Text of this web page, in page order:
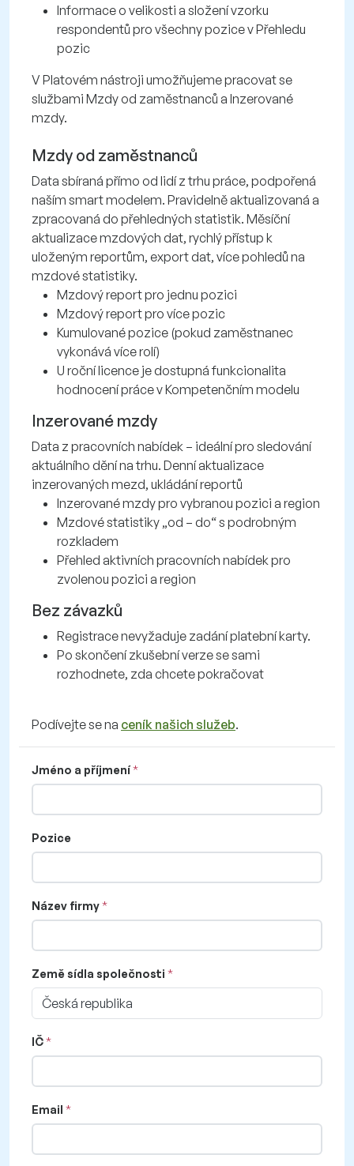
Informace o velikosti a složení vzorku
respondentů pro všechny pozice v Přehledu
pozic
V Platovém nástroji umožňujeme pracovat se
službami Mzdy od zaměstnanců a Inzerované
mzdy.
Mzdy od zaměstnanců
Data sbíraná přímo od lidí z trhu práce, podpořená
naším smart modelem. Pravidelně aktualizovaná a
zpracovaná do přehledných statistik. Měsíční
aktualizace mzdových dat, rychlý přístup k
uloženým reportům, export dat, více pohledů na
mzdové statistiky.
Mzdový report pro jednu pozici
Mzdový report pro více pozic
Kumulované pozice (pokud zaměstnanec
vykonává více rolí)
U roční licence je dostupná funkcionalita
hodnocení práce v Kompetenčním modelu
Inzerované mzdy
Data z pracovních nabídek – ideální pro sledování
aktuálního dění na trhu. Denní aktualizace
inzerovaných mezd, ukládání reportů
Inzerované mzdy pro vybranou pozici a region
Mzdové statistiky „od – do“ s podrobným
rozkladem
Přehled aktivních pracovních nabídek pro
zvolenou pozici a region
Bez závazků
Registrace nevyžaduje zadání platební karty.
Po skončení zkušební verze se sami
rozhodnete, zda chcete pokračovat
Podívejte se na ceník našich služeb.
Jméno a příjmení
Pozice
Název firmy
Země sídla společnosti
Česká republika
IČ
Email